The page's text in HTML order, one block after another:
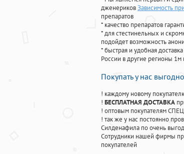
дженериковЗависимость
препаратов
* качество препаратов
* для стестинельных и
подойдет возможность
* быстрая и удобная
России в другие регионы 1м
Покупать у нас выгодно
! каждому новому
! БЕСПЛАТНАЯ ДОСТАВКА
! оптовым покупателям
! так же у нас постоянно
Силденафила по очень
Cотрудники нашей фирмы
покупателей